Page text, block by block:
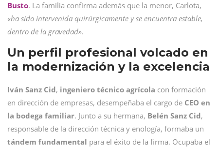
Busto. La familia confirma además que la menor, Carlota,
«ha sido intervenida quirúrgicamente y se encuentra estable,
dentro de la gravedad».
Un perfil profesional volcado en
la modernización y la excelencia
Iván Sanz Cid, ingeniero técnico agrícola con formación
en dirección de empresas, desempeñaba el cargo de CEO en
la bodega familiar. Junto a su hermana, Belén Sanz Cid,
responsable de la dirección técnica y enología, formaba un
tándem fundamental para el éxito de la firma. Ocupaba el